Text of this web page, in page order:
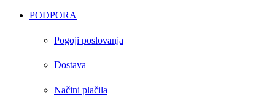
PODPORA
Pogoji poslovanja
Dostava
Načini plačila